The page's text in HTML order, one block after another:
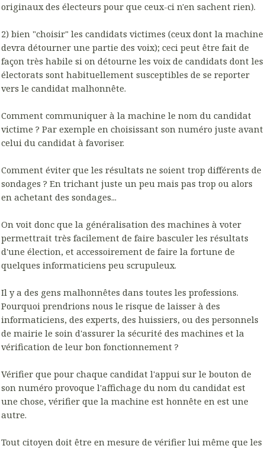
originaux des électeurs pour que ceux-ci n'en sachent rien).
2) bien "choisir" les candidats victimes (ceux dont la machine
devra détourner une partie des voix); ceci peut être fait de
façon très habile si on détourne les voix de candidats dont les
électorats sont habituellement susceptibles de se reporter
vers le candidat malhonnête.
Comment communiquer à la machine le nom du candidat
victime ? Par exemple en choisissant son numéro juste avant
celui du candidat à favoriser.
Comment éviter que les résultats ne soient trop différents de
sondages ? En trichant juste un peu mais pas trop ou alors
en achetant des sondages...
On voit donc que la généralisation des machines à voter
permettrait très facilement de faire basculer les résultats
d'une élection, et accessoirement de faire la fortune de
quelques informaticiens peu scrupuleux.
Il y a des gens malhonnêtes dans toutes les professions.
Pourquoi prendrions nous le risque de laisser à des
informaticiens, des experts, des huissiers, ou des personnels
de mairie le soin d'assurer la sécurité des machines et la
vérification de leur bon fonctionnement ?
Vérifier que pour chaque candidat l'appui sur le bouton de
son numéro provoque l'affichage du nom du candidat est
une chose, vérifier que la machine est honnête en est une
autre.
Tout citoyen doit être en mesure de vérifier lui même que les